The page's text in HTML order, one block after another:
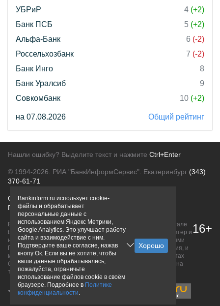
УБРиР
4 (+2)
Банк ПСБ
5 (+2)
Альфа-Банк
6 (-2)
Россельхозбанк
7 (-2)
Банк Инго
8
Банк Уралсиб
9
Совкомбанк
10 (+2)
на 07.08.2026 Общий рейтинг
Нашли ошибку? Выделите текст и нажмите Ctrl+Enter
© 1994-2026. РИА "БанкИнформСервис". Екатеринбург (343)
370-61-71
О проектеПолитика конфиденциальности
Правовая информацияДля рекламодателей
Вся информация о продуктах банков, размещенная на портале
bankinform.ru, носит исключительно ознакомительный характер и
не является публичной офертой, определяемой положениями
ГК РФ. Информация не содержит точного и полного описания, и
может быть изменена. Конечные условия уточняйте на сайтах
банков или при личном обращении. Исключительное право на
товарные знаки принадлежит их правообладателям.
16+
Bankinform.ru использует cookie-
файлы и обрабатывает
персональные данные с
использованием Яндекс Метрики,
Google Analytics. Это улучшает работу
сайта и взаимодействие с ним.
Подтвердите ваше согласие, нажав
кнопу Ок. Если вы не хотите, чтобы
ваши данные обрабатывались,
пожалуйста, ограничьте
использование файлов cookie в своём
браузере. Подробнее в Политике
конфиденциальности.